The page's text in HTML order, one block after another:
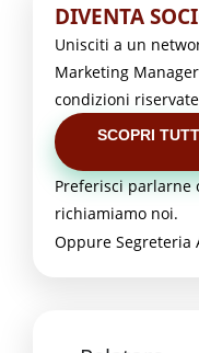
DIVENTA
Unisciti a un
Marketing
condizioni
SCOPRI
Preferisci parlarne
richiamiamo noi.
Oppure Segreteria